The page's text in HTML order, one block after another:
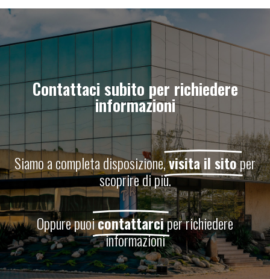
Contattaci subito per richiedere
informazioni
Siamo a completa disposizione,visita il sitoper
scoprire di più.
Oppure puoicontattarciper richiedere
informazioni